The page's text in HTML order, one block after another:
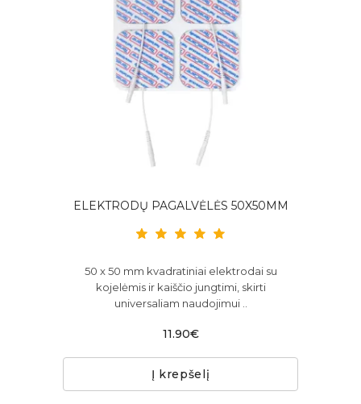
ELEKTRODŲ PAGALVĖLĖS 50X50MM
50 x 50 mm kvadratiniai elektrodai su
kojelėmis ir kaiščio jungtimi, skirti
universaliam naudojimui ..
11.90€
Į krepšelį